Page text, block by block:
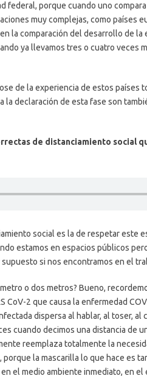
federal, porque cuando uno
muy complejas, como países
la comparación del desarrollo de la
ya llevamos tres o cuatro veces
de la experiencia de estos países
la declaración de esta fase son
de distanciamiento social
social es la de respetar este
estamos en espacios públicos
si nos encontramos en el
o dos metros? Bueno,
CoV-2 que causa la enfermedad
dispersa al hablar, al toser, al
cuando decimos una distancia de
reemplaza totalmente la
la mascarilla lo que hace es
el medio ambiente inmediato, en